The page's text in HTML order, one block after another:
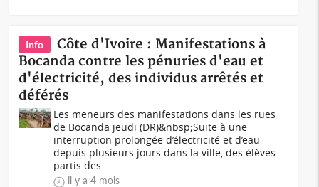
Info
Côte d'Ivoire : Manifestations à
Bocanda contre les pénuries d'eau et
d'électricité, des individus arrêtés et
déférés
Les meneurs des manifestations dans les rues
de Bocanda jeudi (DR)&nbsp;Suite à une
interruption prolongée d’électricité et d’eau
depuis plusieurs jours dans la ville, des élèves
partis des...
il y a 4 mois